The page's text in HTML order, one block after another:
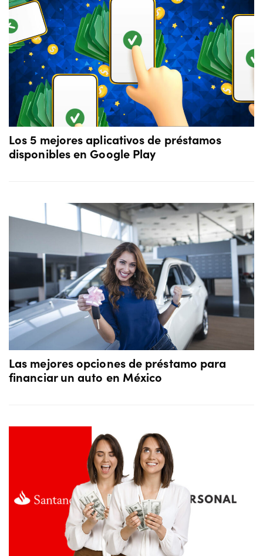
Los 5 mejores aplicativos de préstamos
disponibles en Google Play
Las mejores opciones de préstamo para
financiar un auto en México